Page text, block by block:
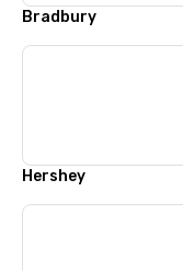
Bradbury
Hershey